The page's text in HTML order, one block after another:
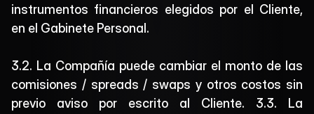
instrumentos financieros elegidos por el Cliente,
en el Gabinete Personal.
3.2. La Compañía puede cambiar el monto de las
comisiones / spreads / swaps y otros costos sin
previo aviso por escrito al Cliente. 3.3. La